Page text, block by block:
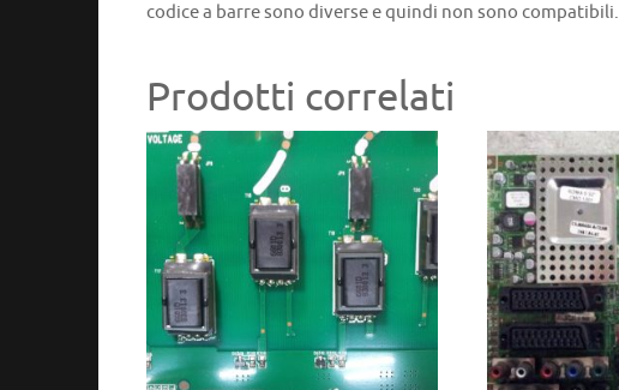
codice a barre sono diverse e quindi non sono compatibili.
Prodotti correlati